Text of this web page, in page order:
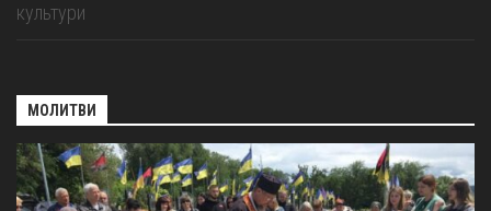
культури
МОЛИТВИ